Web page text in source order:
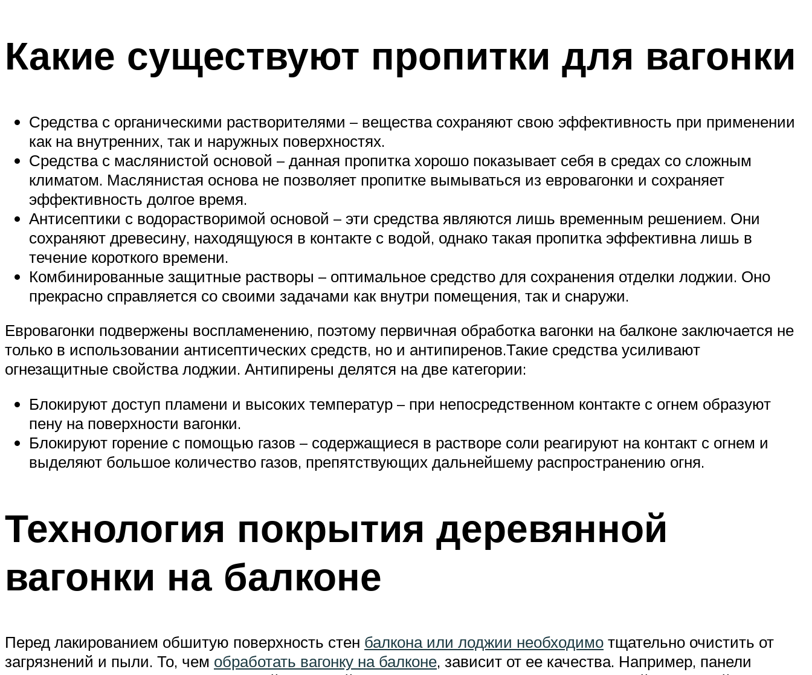
Какие существуют пропитки для вагонки
Средства с органическими растворителями – вещества сохраняют свою эффективность при применении
как на внутренних, так и наружных поверхностях.
Средства с маслянистой основой – данная пропитка хорошо показывает себя в средах со сложным
климатом. Маслянистая основа не позволяет пропитке вымываться из евровагонки и сохраняет
эффективность долгое время.
Антисептики с водорастворимой основой – эти средства являются лишь временным решением. Они
сохраняют древесину, находящуюся в контакте с водой, однако такая пропитка эффективна лишь в
течение короткого времени.
Комбинированные защитные растворы – оптимальное средство для сохранения отделки лоджии. Оно
прекрасно справляется со своими задачами как внутри помещения, так и снаружи.
Евровагонки подвержены воспламенению, поэтому первичная обработка вагонки на балконе заключается не
только в использовании антисептических средств, но и антипиренов.Такие средства усиливают
огнезащитные свойства лоджии. Антипирены делятся на две категории:
Блокируют доступ пламени и высоких температур – при непосредственном контакте с огнем образуют
пену на поверхности вагонки.
Блокируют горение с помощью газов – содержащиеся в растворе соли реагируют на контакт с огнем и
выделяют большое количество газов, препятствующих дальнейшему распространению огня.
Технология покрытия деревянной
вагонки на балконе
Перед лакированием обшитую поверхность стен балкона или лоджии необходимо тщательно очистить от
загрязнений и пыли. То, чем обработать вагонку на балконе, зависит от ее качества. Например, панели